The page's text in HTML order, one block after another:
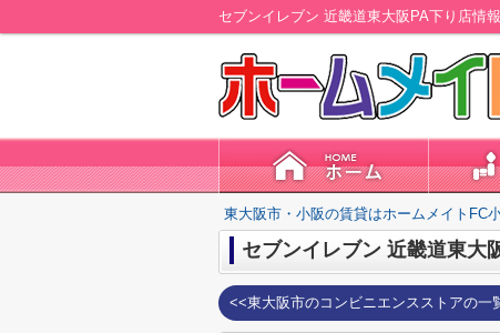
セブンイレブン 近畿道東大阪PA下り店情
東大阪市・小阪の賃貸はホームメイトFC
セブンイレブン 近畿道東大
<<東大阪市のコンビニエンスストアの一